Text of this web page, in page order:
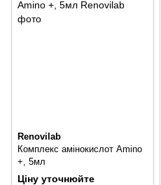
Renovilab
Комплекс амінокислот Amino
+, 5мл
Ціну уточнюйте